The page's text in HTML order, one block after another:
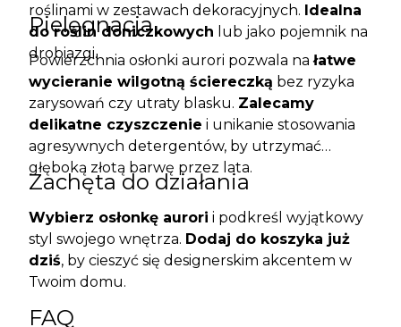
roślinami w zestawach dekoracyjnych. Idealna
do roślin doniczkowych lub jako pojemnik na
drobiazgi.
Pielęgnacja
Powierzchnia osłonki aurori pozwala nałatwe
wycieranie wilgotną ściereczką bez ryzyka
zarysowań czy utraty blasku. Zalecamy
delikatne czyszczenie i unikanie stosowania
agresywnych detergentów, by utrzymać
głęboką złotą barwę przez lata.
Zachęta do działania
Wybierz osłonkę aurori i podkreśl wyjątkowy
styl swojego wnętrza. Dodaj do koszyka już
dziś, by cieszyć się designerskim akcentem w
Twoim domu.
FAQ